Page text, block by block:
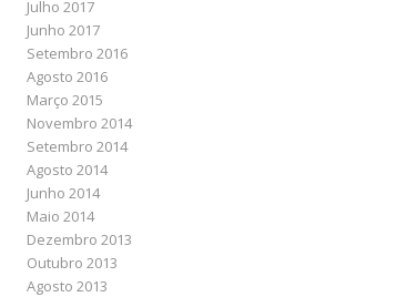
Julho 2017
Junho 2017
Setembro 2016
Agosto 2016
Março 2015
Novembro 2014
Setembro 2014
Agosto 2014
Junho 2014
Maio 2014
Dezembro 2013
Outubro 2013
Agosto 2013